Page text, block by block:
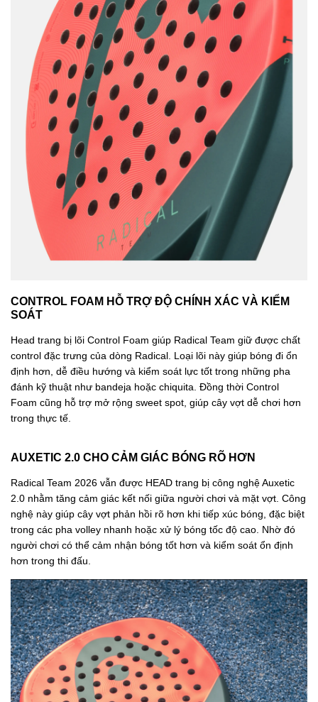
CONTROL FOAM HỖ TRỢ ĐỘ CHÍNH XÁC VÀ KIỂM
SOÁT
Head trang bị lõi Control Foam giúp Radical Team giữ được chất
control đặc trưng của dòng Radical. Loại lõi này giúp bóng đi ổn
định hơn, dễ điều hướng và kiểm soát lực tốt trong những pha
đánh kỹ thuật như bandeja hoặc chiquita. Đồng thời Control
Foam cũng hỗ trợ mở rộng sweet spot, giúp cây vợt dễ chơi hơn
trong thực tế.
AUXETIC 2.0 CHO CẢM GIÁC BÓNG RÕ HƠN
Radical Team 2026 vẫn được HEAD trang bị công nghệ Auxetic
2.0 nhằm tăng cảm giác kết nối giữa người chơi và mặt vợt. Công
nghệ này giúp cây vợt phản hồi rõ hơn khi tiếp xúc bóng, đặc biệt
trong các pha volley nhanh hoặc xử lý bóng tốc độ cao. Nhờ đó
người chơi có thể cảm nhận bóng tốt hơn và kiểm soát ổn định
hơn trong thi đấu.